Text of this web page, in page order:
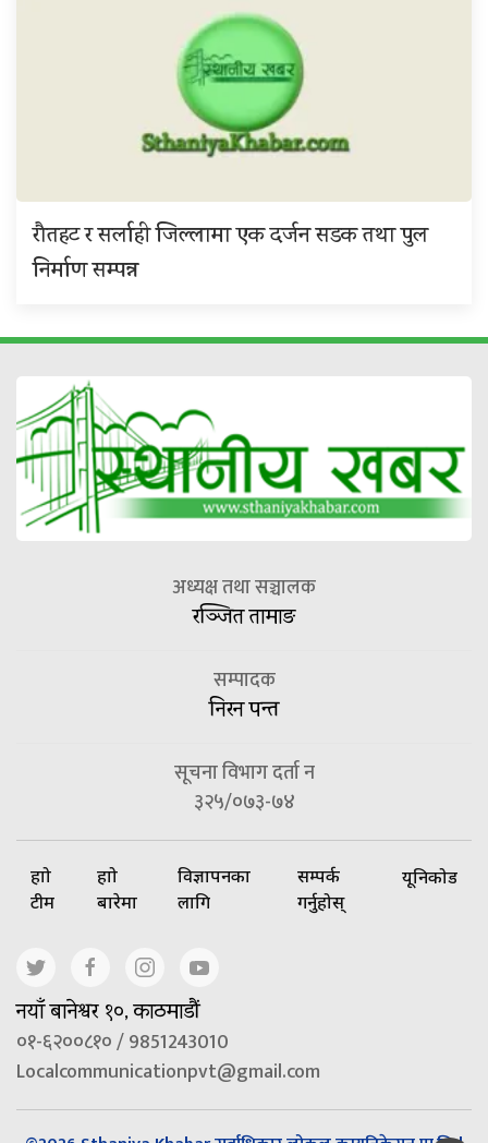
रौतहट र सर्लाही जिल्लामा एक दर्जन सडक तथा पुल
निर्माण सम्पन्न
अध्यक्ष तथा सञ्चालक
रञ्जित तामाङ
सम्पादक
निरन पन्त
सूचना विभाग दर्ता न
३२५/०७३-७४
हाम्रो
टीम
हाम्रो
बारेमा
विज्ञापनका
लागि
सम्पर्क
गर्नुहोस्
यूनिकोड
नयाँ बानेश्वर १०, काठमाडौं
०१-६२००८१० / 9851243010
Localcommunicationpvt@gmail.com